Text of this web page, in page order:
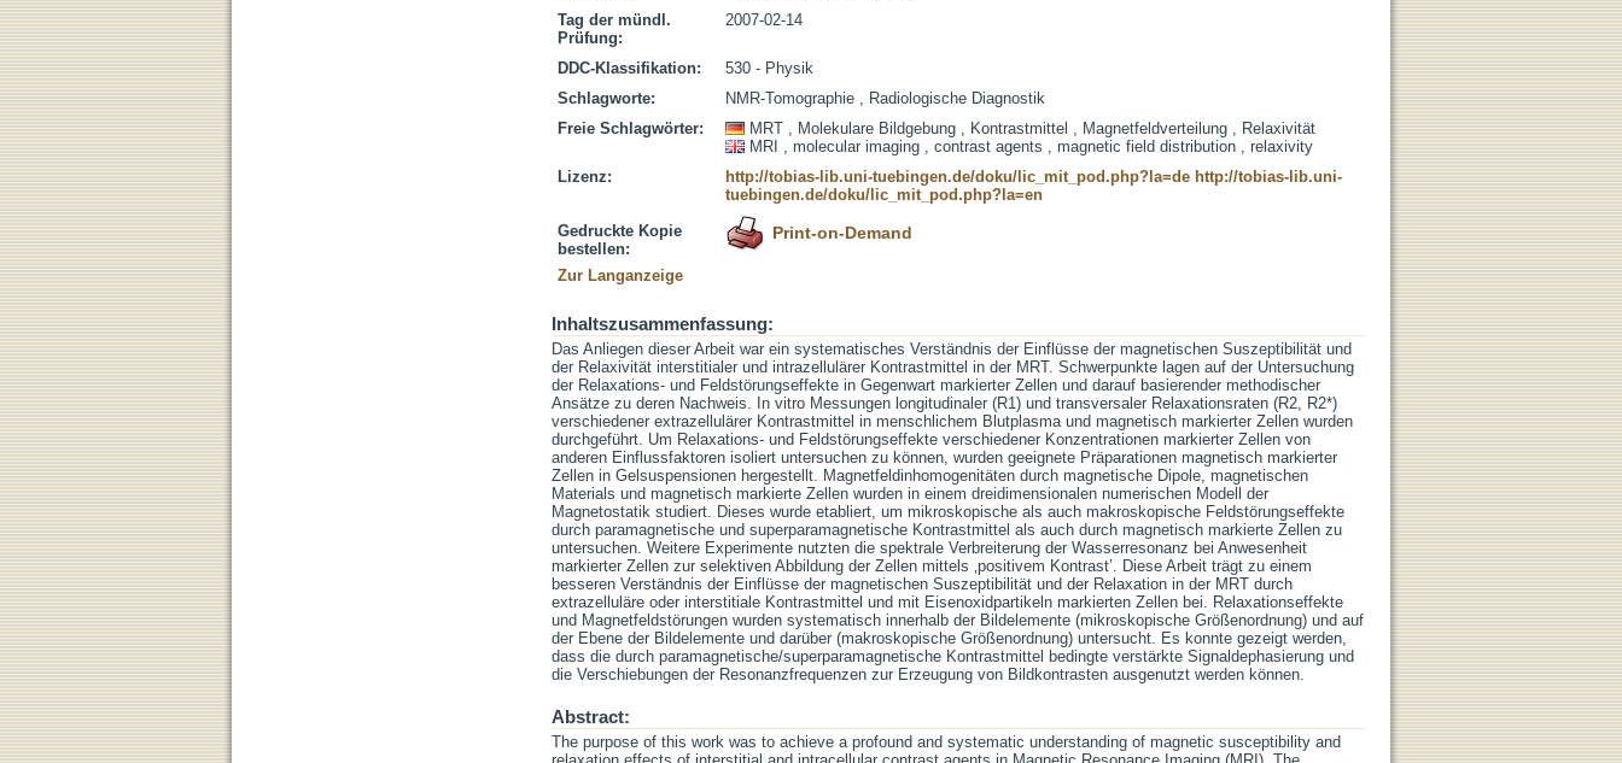
Tag der mündl.
Prüfung:
2007-02-14
DDC-Klassifikation:
530 - Physik
Schlagworte:
NMR-Tomographie , Radiologische Diagnostik
Freie Schlagwörter:
MRT , Molekulare Bildgebung , Kontrastmittel , Magnetfeldverteilung , Relaxivität
MRI , molecular imaging , contrast agents , magnetic field distribution , relaxivity
Lizenz:
http://tobias-lib.uni-tuebingen.de/doku/lic_mit_pod.php?la=de http://tobias-lib.uni-
tuebingen.de/doku/lic_mit_pod.php?la=en
Gedruckte Kopie
bestellen:
Print-on-Demand
Zur Langanzeige
Inhaltszusammenfassung:
Das Anliegen dieser Arbeit war ein systematisches Verständnis der Einflüsse der magnetischen Suszeptibilität und
der Relaxivität interstitialer und intrazellulärer Kontrastmittel in der MRT. Schwerpunkte lagen auf der Untersuchung
der Relaxations- und Feldstörungseffekte in Gegenwart markierter Zellen und darauf basierender methodischer
Ansätze zu deren Nachweis. In vitro Messungen longitudinaler (R1) und transversaler Relaxationsraten (R2, R2*)
verschiedener extrazellulärer Kontrastmittel in menschlichem Blutplasma und magnetisch markierter Zellen wurden
durchgeführt. Um Relaxations- und Feldstörungseffekte verschiedener Konzentrationen markierter Zellen von
anderen Einflussfaktoren isoliert untersuchen zu können, wurden geeignete Präparationen magnetisch markierter
Zellen in Gelsuspensionen hergestellt. Magnetfeldinhomogenitäten durch magnetische Dipole, magnetischen
Materials und magnetisch markierte Zellen wurden in einem dreidimensionalen numerischen Modell der
Magnetostatik studiert. Dieses wurde etabliert, um mikroskopische als auch makroskopische Feldstörungseffekte
durch paramagnetische und superparamagnetische Kontrastmittel als auch durch magnetisch markierte Zellen zu
untersuchen. Weitere Experimente nutzten die spektrale Verbreiterung der Wasserresonanz bei Anwesenheit
markierter Zellen zur selektiven Abbildung der Zellen mittels ‚positivem Kontrast’. Diese Arbeit trägt zu einem
besseren Verständnis der Einflüsse der magnetischen Suszeptibilität und der Relaxation in der MRT durch
extrazelluläre oder interstitiale Kontrastmittel und mit Eisenoxidpartikeln markierten Zellen bei. Relaxationseffekte
und Magnetfeldstörungen wurden systematisch innerhalb der Bildelemente (mikroskopische Größenordnung) und auf
der Ebene der Bildelemente und darüber (makroskopische Größenordnung) untersucht. Es konnte gezeigt werden,
dass die durch paramagnetische/superparamagnetische Kontrastmittel bedingte verstärkte Signaldephasierung und
die Verschiebungen der Resonanzfrequenzen zur Erzeugung von Bildkontrasten ausgenutzt werden können.
Abstract:
The purpose of this work was to achieve a profound and systematic understanding of magnetic susceptibility and